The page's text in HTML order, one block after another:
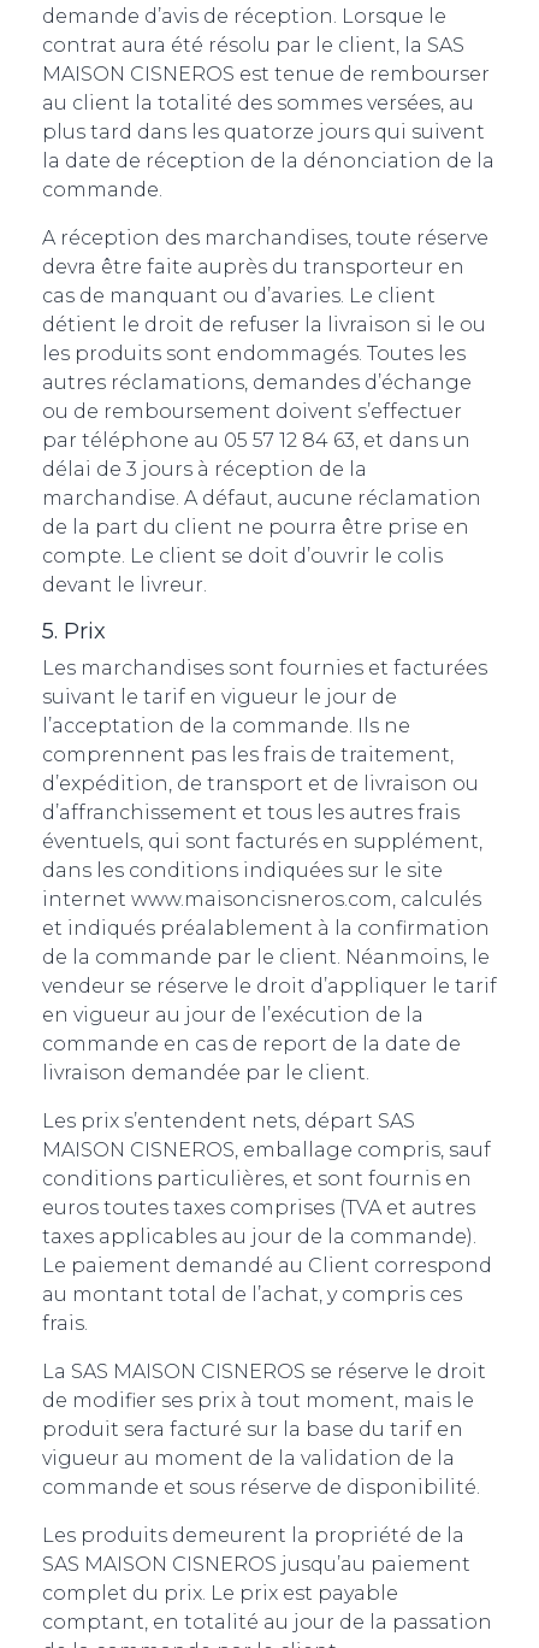
demande d’avis de réception. Lorsque le
contrat aura été résolu par le client, la SAS
MAISON CISNEROS est tenue de rembourser
au client la totalité des sommes versées, au
plus tard dans les quatorze jours qui suivent
la date de réception de la dénonciation de la
commande.
A réception des marchandises, toute réserve
devra être faite auprès du transporteur en
cas de manquant ou d’avaries. Le client
détient le droit de refuser la livraison si le ou
les produits sont endommagés. Toutes les
autres réclamations, demandes d’échange
ou de remboursement doivent s’effectuer
par téléphone au 05 57 12 84 63, et dans un
délai de 3 jours à réception de la
marchandise. A défaut, aucune réclamation
de la part du client ne pourra être prise en
compte. Le client se doit d’ouvrir le colis
devant le livreur.
5. Prix
Les marchandises sont fournies et facturées
suivant le tarif en vigueur le jour de
l’acceptation de la commande. Ils ne
comprennent pas les frais de traitement,
d’expédition, de transport et de livraison ou
d’affranchissement et tous les autres frais
éventuels, qui sont facturés en supplément,
dans les conditions indiquées sur le site
internet www.maisoncisneros.com, calculés
et indiqués préalablement à la confirmation
de la commande par le client. Néanmoins, le
vendeur se réserve le droit d’appliquer le tarif
en vigueur au jour de l’exécution de la
commande en cas de report de la date de
livraison demandée par le client.
Les prix s’entendent nets, départ SAS
MAISON CISNEROS, emballage compris, sauf
conditions particulières, et sont fournis en
euros toutes taxes comprises (TVA et autres
taxes applicables au jour de la commande).
Le paiement demandé au Client correspond
au montant total de l’achat, y compris ces
frais.
La SAS MAISON CISNEROS se réserve le droit
de modifier ses prix à tout moment, mais le
produit sera facturé sur la base du tarif en
vigueur au moment de la validation de la
commande et sous réserve de disponibilité.
Les produits demeurent la propriété de la
SAS MAISON CISNEROS jusqu’au paiement
complet du prix. Le prix est payable
comptant, en totalité au jour de la passation